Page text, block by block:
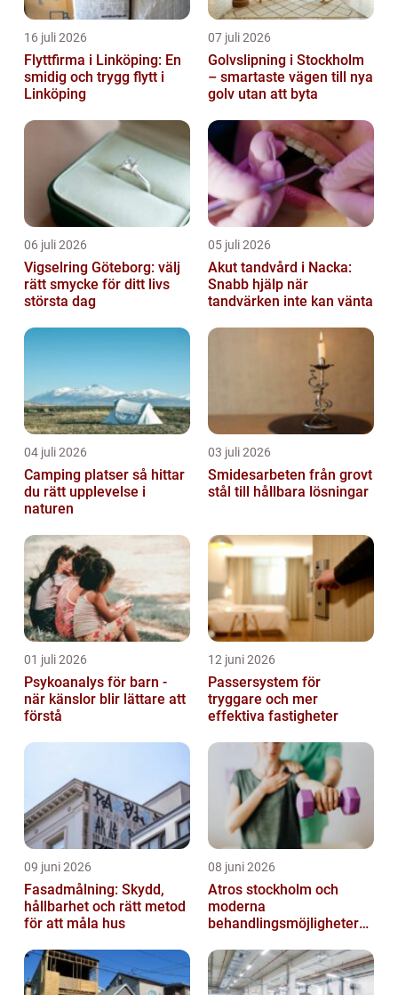
16 juli 2026
Flyttfirma i Linköping: En
smidig och trygg flytt i
Linköping
07 juli 2026
Golvslipning i Stockholm
– smartaste vägen till nya
golv utan att byta
06 juli 2026
Vigselring Göteborg: välj
rätt smycke för ditt livs
största dag
05 juli 2026
Akut tandvård i Nacka:
Snabb hjälp när
tandvärken inte kan vänta
04 juli 2026
Camping platser så hittar
du rätt upplevelse i
naturen
03 juli 2026
Smidesarbeten från grovt
stål till hållbara lösningar
01 juli 2026
Psykoanalys för barn -
när känslor blir lättare att
förstå
12 juni 2026
Passersystem för
tryggare och mer
effektiva fastigheter
09 juni 2026
Fasadmålning: Skydd,
hållbarhet och rätt metod
för att måla hus
08 juni 2026
Atros stockholm och
moderna
behandlingsmöjligheter